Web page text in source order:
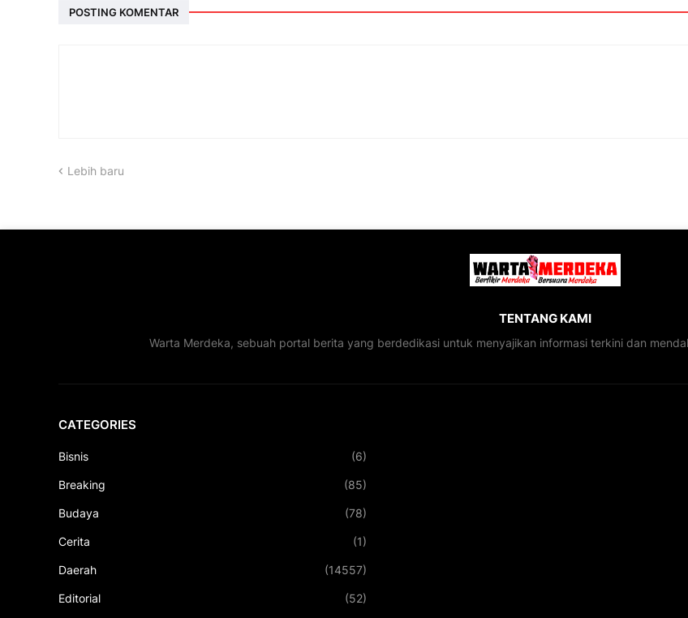
POSTING KOMENTAR
Lebih baru
TENTANG KAMI
Warta Merdeka, sebuah portal berita yang berdedikasi untuk menyajikan informasi terkini dan
CATEGORIES
Bisnis (6)
Breaking (85)
Budaya (78)
Cerita (1)
Daerah (14557)
Editorial (52)